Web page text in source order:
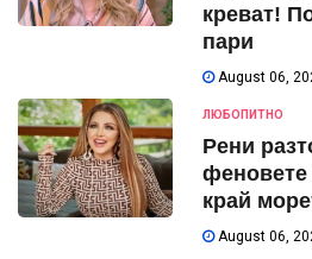
креват!
пари
August 06,
ЛЮБОПИТНО
Рени
феновете
край
August 06,